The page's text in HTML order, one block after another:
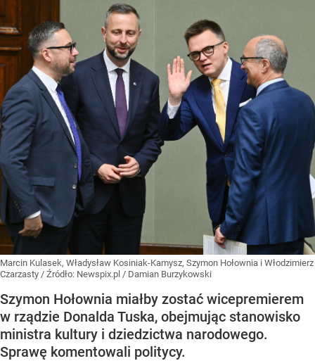
Marcin Kulasek, Władysław Kosiniak-Kamysz, Szymon Hołownia i Włodzimierz
Czarzasty / Źródło: Newspix.pl / Damian Burzykowski
Szymon Hołownia miałby zostać wicepremierem
w rządzie Donalda Tuska, obejmując stanowisko
ministra kultury i dziedzictwa narodowego.
Sprawę komentowali politycy.